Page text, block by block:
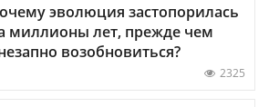
эволюция застопорилась
миллионы лет, прежде чем
возобновиться?
2325